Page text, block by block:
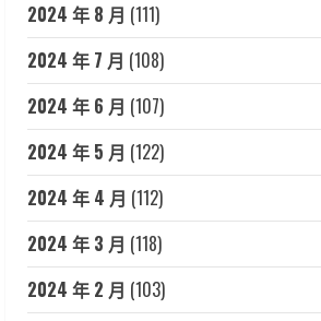
2024 年 8 月 (111)
2024 年 7 月 (108)
2024 年 6 月 (107)
2024 年 5 月 (122)
2024 年 4 月 (112)
2024 年 3 月 (118)
2024 年 2 月 (103)